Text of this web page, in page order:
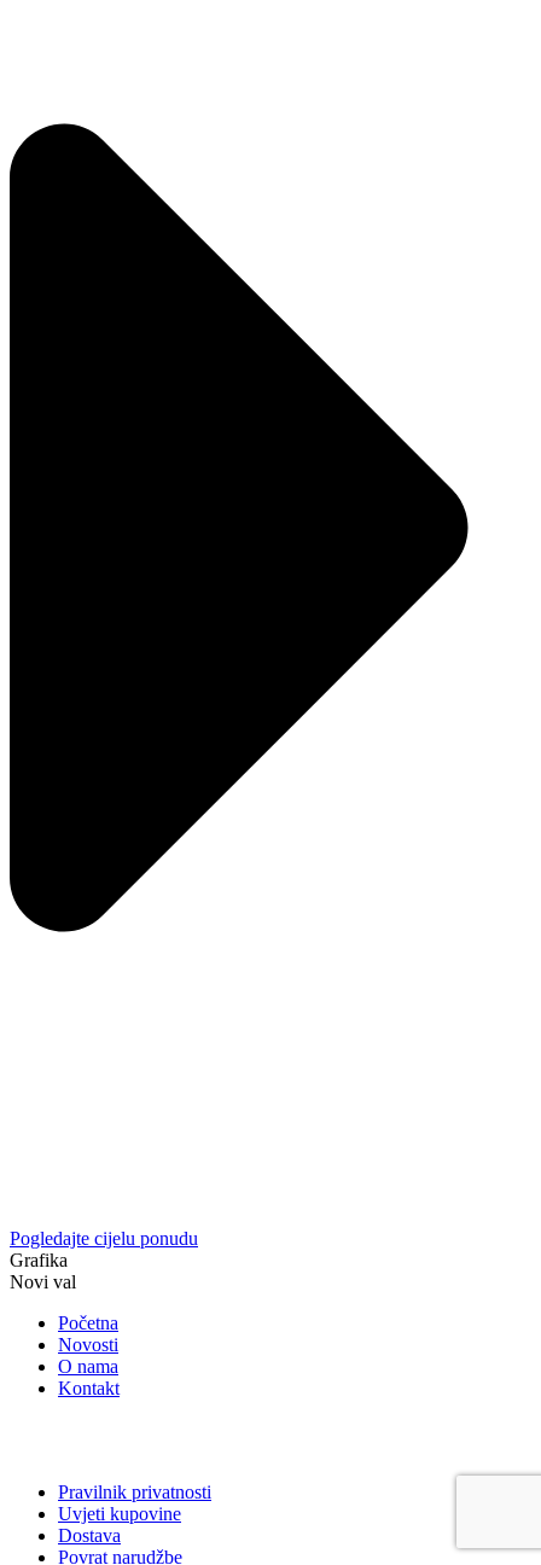
Pogledajte cijelu ponudu
Grafika
Novi val
Početna
Novosti
O nama
Kontakt
Pravilnik privatnosti
Uvjeti kupovine
Dostava
Povrat narudžbe